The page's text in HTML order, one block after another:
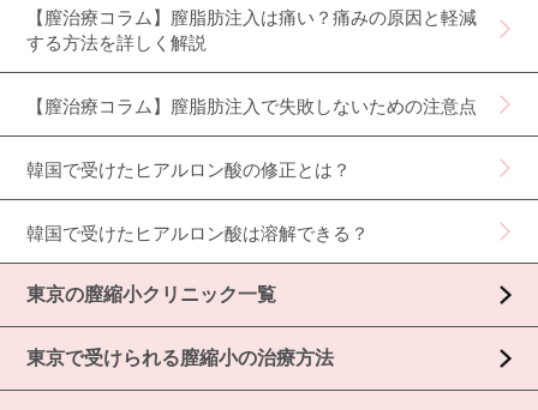
【膣治療コラム】膣脂肪注入は痛い？痛みの原因と軽減
する方法を詳しく解説
【膣治療コラム】膣脂肪注入で失敗しないための注意点
韓国で受けたヒアルロン酸の修正とは？
韓国で受けたヒアルロン酸は溶解できる？
東京の膣縮小クリニック一覧
東京で受けられる膣縮小の治療方法